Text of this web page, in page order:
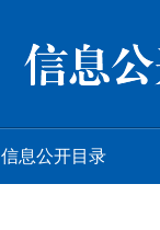
信息公开目录